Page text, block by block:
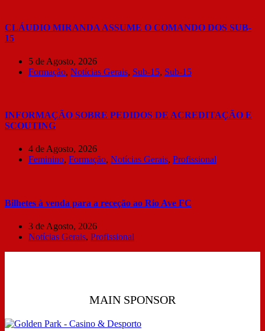
CLÁUDIO MIRANDA ASSUME O COMANDO DOS SUB-
15
5 de Agosto, 2026
Formação, Notícias Gerais, Sub-15, Sub-15
INFORMAÇÃO SOBRE PEDIDOS DE ACREDITAÇÃO E
SCOUTING
4 de Agosto, 2026
Feminino, Formação, Notícias Gerais, Profissional
Bilhetes à venda para a receção ao Rio Ave FC
3 de Agosto, 2026
Notícias Gerais, Profissional
MAIN SPONSOR